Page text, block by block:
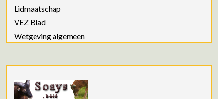
Lidmaatschap
VEZ Blad
Wetgeving algemeen